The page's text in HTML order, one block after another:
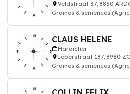
Veldstraat 37, 8850
Graines & semences
CLAUS HELENE
Maraîcher
Ieperstraat 187, 8980
Graines & semences
COLLIN FELIX